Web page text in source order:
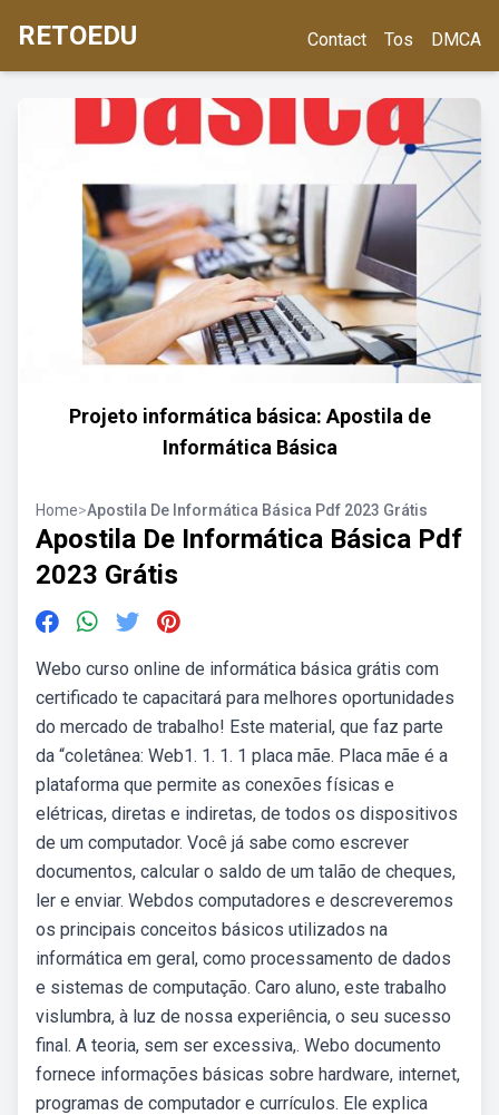
RETOEDU Contact Tos DMCA
Projeto informática básica: Apostila de
Informática Básica
Home>Apostila De Informática Básica Pdf 2023 Grátis
Apostila De Informática Básica Pdf
2023 Grátis
Webo curso online de informática básica grátis com
certificado te capacitará para melhores oportunidades
do mercado de trabalho! Este material, que faz parte
da “coletânea: Web1. 1. 1. 1 placa mãe. Placa mãe é a
plataforma que permite as conexões físicas e
elétricas, diretas e indiretas, de todos os dispositivos
de um computador. Você já sabe como escrever
documentos, calcular o saldo de um talão de cheques,
ler e enviar. Webdos computadores e descreveremos
os principais conceitos básicos utilizados na
informática em geral, como processamento de dados
e sistemas de computação. Caro aluno, este trabalho
vislumbra, à luz de nossa experiência, o seu sucesso
final. A teoria, sem ser excessiva,. Webo documento
fornece informações básicas sobre hardware, internet,
programas de computador e currículos. Ele explica